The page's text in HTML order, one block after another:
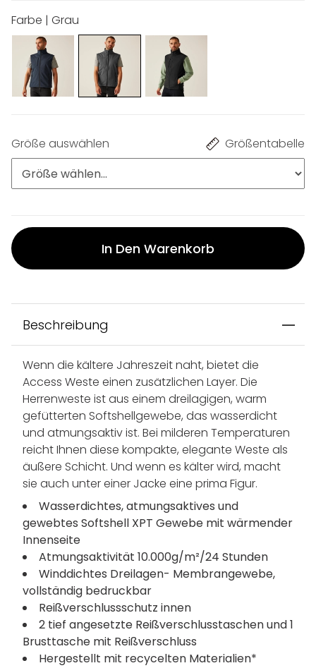
Farbe | Grau
Größe auswählen Größentabelle
In Den Warenkorb
Beschreibung
Wenn die kältere Jahreszeit naht, bietet die
Access Weste einen zusätzlichen Layer. Die
Herrenweste ist aus einem dreilagigen, warm
gefütterten Softshellgewebe, das wasserdicht
und atmungsaktiv ist. Bei milderen Temperaturen
reicht Ihnen diese kompakte, elegante Weste als
äußere Schicht. Und wenn es kälter wird, macht
sie auch unter einer Jacke eine prima Figur.
Wasserdichtes, atmungsaktives und
gewebtes Softshell XPT Gewebe mit wärmender
Innenseite
Atmungsaktivität 10.000g/m²/24 Stunden
Winddichtes Dreilagen- Membrangewebe,
vollständig bedruckbar
Reißverschlussschutz innen
2 tief angesetzte Reißverschlusstaschen und 1
Brusttasche mit Reißverschluss
Hergestellt mit recycelten Materialien*